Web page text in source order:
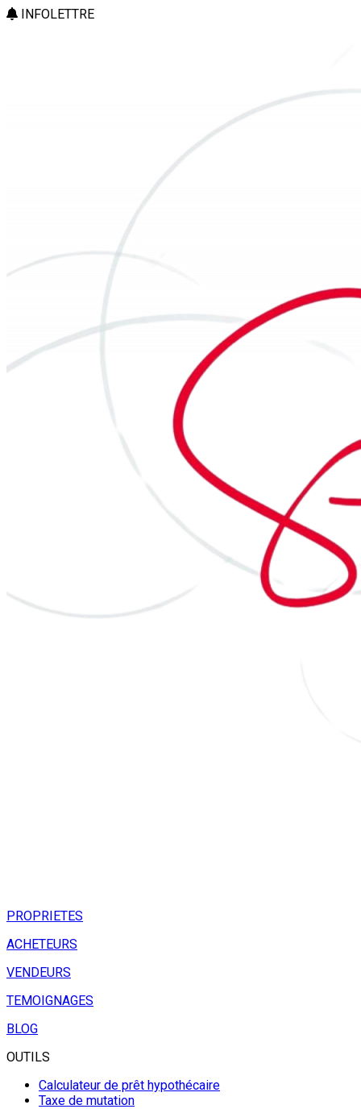
INFOLETTRE
PROPRIETES
ACHETEURS
VENDEURS
TEMOIGNAGES
BLOG
OUTILS
Calculateur de prêt hypothécaire
Taxe de mutation